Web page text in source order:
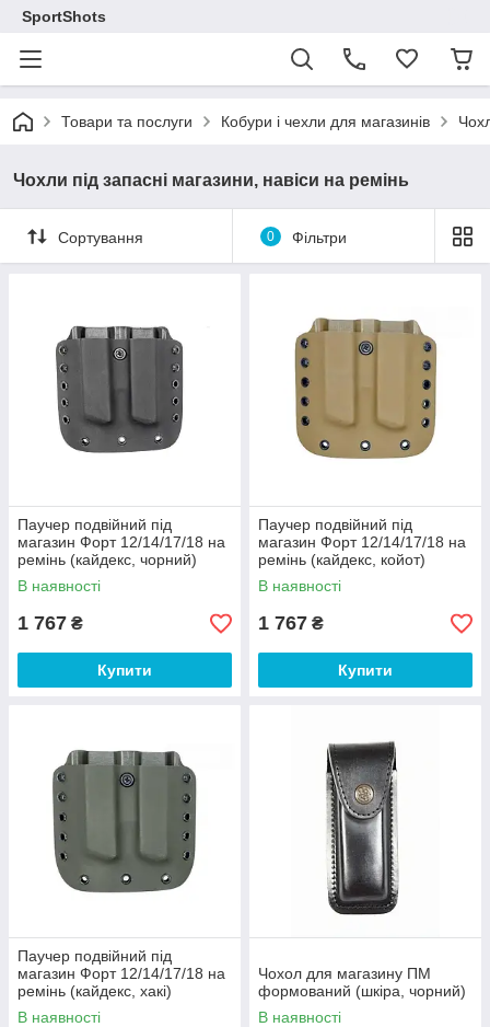
SportShots
Товари та послуги Кобури і чехли для магазинів
Чохли під запасні магазини, навіси на ремінь
Сортування 0 Фільтри
Паучер подвійний під
магазин Форт 12/14/17/18 на
ремінь (кайдекс, чорний)
В наявності
1 767 ₴
Купити
Паучер подвійний під
магазин Форт 12/14/17/18 на
ремінь (кайдекс, койот)
В наявності
1 767 ₴
Купити
Паучер подвійний під
магазин Форт 12/14/17/18 на
ремінь (кайдекс, хакі)
В наявності
Чохол для магазину ПМ
формований (шкіра, чорний)
В наявності